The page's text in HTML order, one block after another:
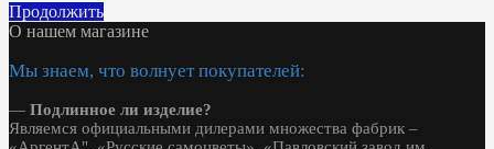
Продолжить
О нашем магазине
Мы знаем, что волнует покупателей:
— Подлинное ли изделие?
Являемся официальными дилерами множества фабрик –